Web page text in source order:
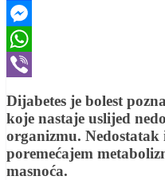
Facebook
Messenger
WhatsApp
Dijabetes je bolest
koje nastaje uslijed
organizmu.
poremećajem
masnoća.